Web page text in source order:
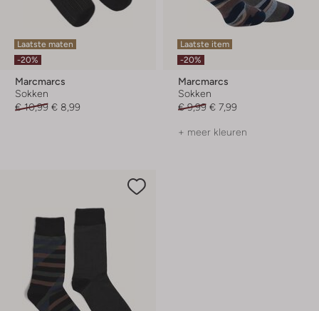
Laatste maten
-20%
Marcmarcs
Sokken
€ 10,99 € 8,99
Laatste item
-20%
Marcmarcs
Sokken
€ 9,99 € 7,99
+ meer kleuren